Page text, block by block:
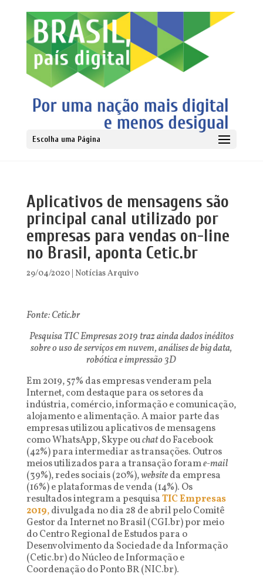
Escolha uma Página
Aplicativos de mensagens são
principal canal utilizado por
empresas para vendas on-line
no Brasil, aponta Cetic.br
29/04/2020| Notícias Arquivo
Fonte: Cetic.br
Pesquisa TIC Empresas 2019 traz ainda dados inéditos
sobre o uso de serviços em nuvem, análises de big data,
robótica e impressão 3D
Em 2019, 57% das empresas venderam pela
Internet, com destaque para os setores da
indústria, comércio, informação e comunicação,
alojamento e alimentação. A maior parte das
empresas utilizou aplicativos de mensagens
como WhatsApp, Skype ouchatdo Facebook
(42%) para intermediar as transações. Outros
meios utilizados para a transação forame-mail
(39%), redes sociais (20%),websiteda empresa
(16%) e plataformas de venda (14%). Os
resultados integram a pesquisaTICEmpresas
2019,divulgada no dia 28 de abril pelo Comitê
Gestor da Internet no Brasil (CGI.br) por meio
do Centro Regional de Estudos para o
Desenvolvimento da Sociedade da Informação
(Cetic.br) do Núcleo de Informação e
Coordenação do Ponto BR (NIC.br).